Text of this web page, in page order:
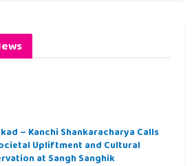
– Kanchi Shankaracharya Calls
Upliftment and Cultural
at Sangh Sanghik